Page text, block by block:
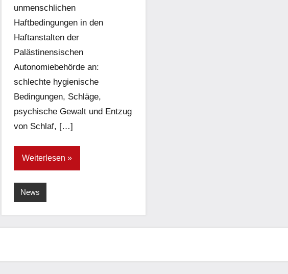
unmenschlichen
Haftbedingungen in den
Haftanstalten der
Palästinensischen
Autonomiebehörde an:
schlechte hygienische
Bedingungen, Schläge,
psychische Gewalt und Entzug
von Schlaf, […]
Weiterlesen
News